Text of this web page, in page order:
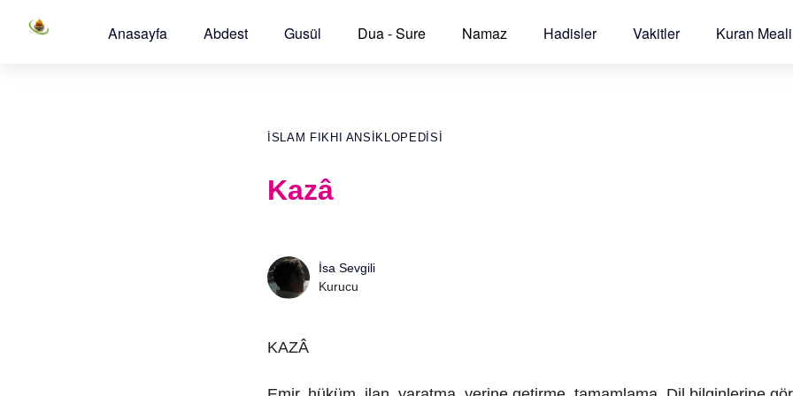
Anasayfa Abdest Gusül Dua - Sure Namaz Hadisler Vakitler Kuran Meali
İSLAM FIKHI ANSIKLOPEDISI
Kazâ
İsa Sevgili
Kurucu
KAZÂ